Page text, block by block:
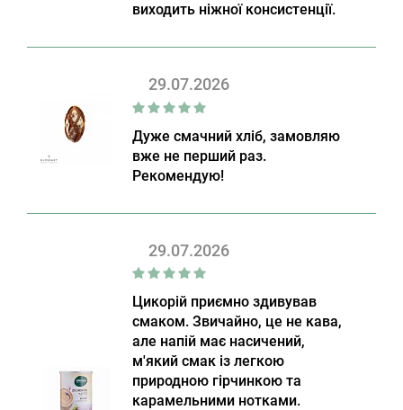
виходить ніжної консистенції.
29.07.2026
Дуже смачний хліб, замовляю
вже не перший раз.
Рекомендую!
29.07.2026
Цикорій приємно здивував
смаком. Звичайно, це не кава,
але напій має насичений,
м'який смак із легкою
природною гірчинкою та
карамельними нотками.